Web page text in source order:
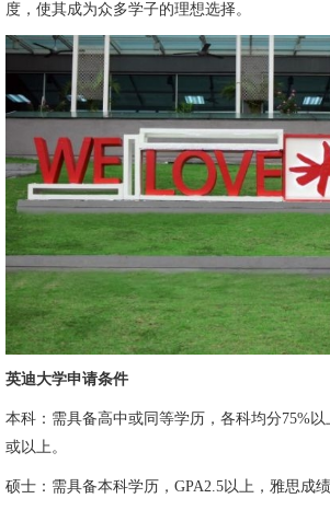
度，使其成为众多学子的理想选择。
英迪大学申请条件
本科：需具备高中或同等学历，各科均分75%
或以上。
硕士：需具备本科学历，GPA2.5以上，雅思成绩